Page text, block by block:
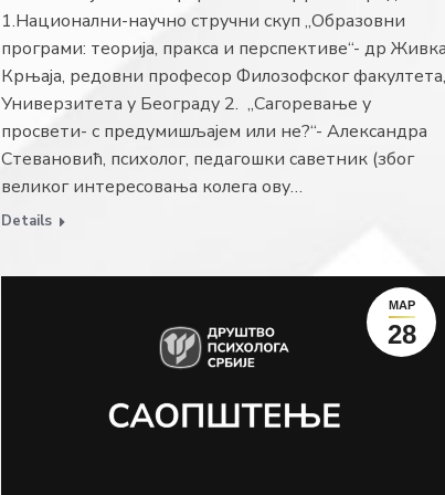
1.Национални-научно стручни скуп „Образовни
програми: теорија, пракса и перспективе“- др
Крњаја, редовни професор Филозофског факултета,
Универзитета у Београду 2. „Сагоревање у
просвети- с предумишљајем или не?“- Александра
Стевановић, психолог, педагошки саветник (због
великог интересовања колега ову…
Details
МАР
28